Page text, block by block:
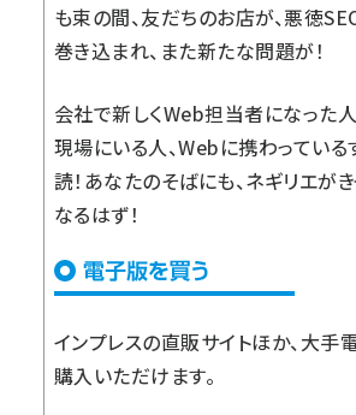
も束の間、友だちのお店が、悪徳
巻き込まれ、また新たな問題が！
会社で新しくWeb担当者になった
現場にいる人、Webに携わってい
読！あなたのそばにも、ネギリエが
なるはず！
インプレスの直販サイトほか、大手
購入いただけます。